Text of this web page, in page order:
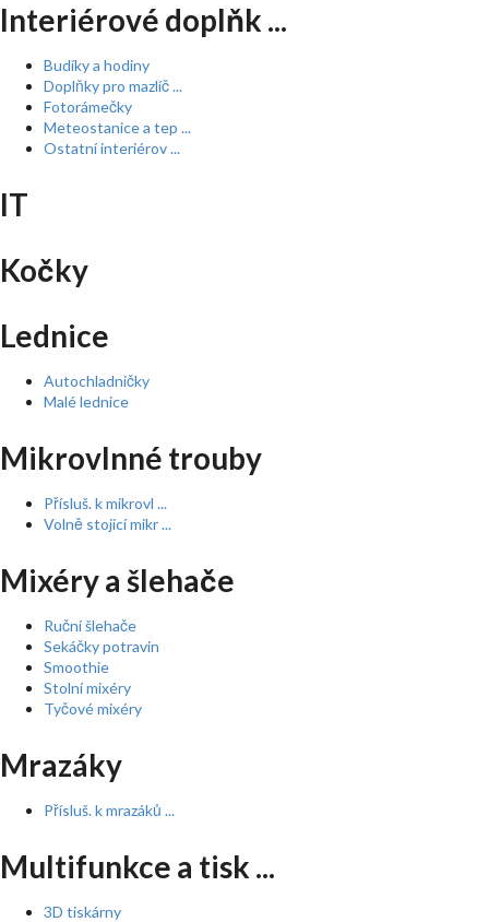
Interiérové doplňk ...
Budíky a hodiny
Doplňky pro mazlíč ...
Fotorámečky
Meteostanice a tep ...
Ostatní interiérov ...
IT
Kočky
Lednice
Autochladničky
Malé lednice
Mikrovlnné trouby
Přísluš. k mikrovl ...
Volně stojící mikr ...
Mixéry a šlehače
Ruční šlehače
Sekáčky potravin
Smoothie
Stolní mixéry
Tyčové mixéry
Mrazáky
Přísluš. k mrazáků ...
Multifunkce a tisk ...
3D tiskárny